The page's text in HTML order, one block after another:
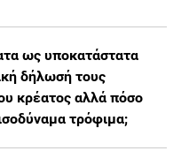
ως υποκατάστατα
δήλωσή τους
κρέατος αλλά πόσο
τρόφιμα;